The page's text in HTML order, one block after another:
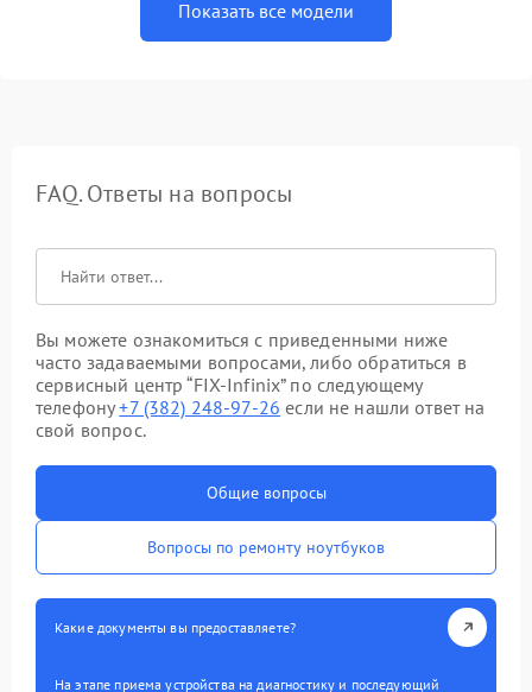
Показать все модели
FAQ. Ответы на вопросы
Вы можете ознакомиться с приведенными ниже
часто задаваемыми вопросами, либо обратиться в
сервисный центр “FIX-Infinix” по следующему
телефону+7 (382) 248-97-26 если не нашли ответ на
свой вопрос.
Общие вопросы
Вопросы по ремонту ноутбуков
Какие документы вы предоставляете?
На этапе приема устройства на диагностику и последующий